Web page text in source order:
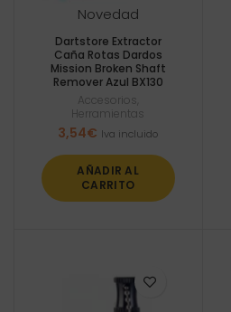
Novedad
Dartstore Extractor
Caña Rotas Dardos
Mission Broken Shaft
Remover Azul BX130
Accesorios
Herramientas
3,54€ Iva incluido
AÑADIR AL
CARRITO